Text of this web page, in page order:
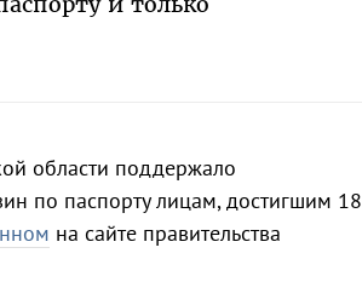
области поддержало
по паспорту лицам, достигшим 18
на сайте правительства